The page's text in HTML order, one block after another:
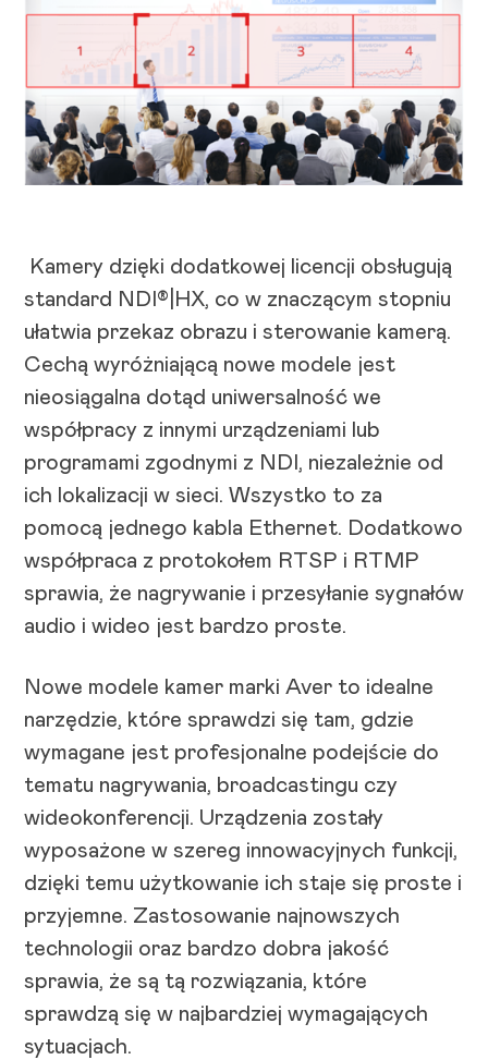
Kamery dzięki dodatkowej licencji obsługują
standard NDI®|HX, co w znaczącym stopniu
ułatwia przekaz obrazu i sterowanie kamerą.
Cechą wyróżniającą nowe modele jest
nieosiągalna dotąd uniwersalność we
współpracy z innymi urządzeniami lub
programami zgodnymi z NDI, niezależnie od
ich lokalizacji w sieci. Wszystko to za
pomocą jednego kabla Ethernet. Dodatkowo
współpraca z protokołem RTSP i RTMP
sprawia, że nagrywanie i przesyłanie sygnałów
audio i wideo jest bardzo proste.
Nowe modele kamer marki Aver to idealne
narzędzie, które sprawdzi się tam, gdzie
wymagane jest profesjonalne podejście do
tematu nagrywania, broadcastingu czy
wideokonferencji. Urządzenia zostały
wyposażone w szereg innowacyjnych funkcji,
dzięki temu użytkowanie ich staje się proste i
przyjemne. Zastosowanie najnowszych
technologii oraz bardzo dobra jakość
sprawia, że są tą rozwiązania, które
sprawdzą się w najbardziej wymagających
sytuacjach.